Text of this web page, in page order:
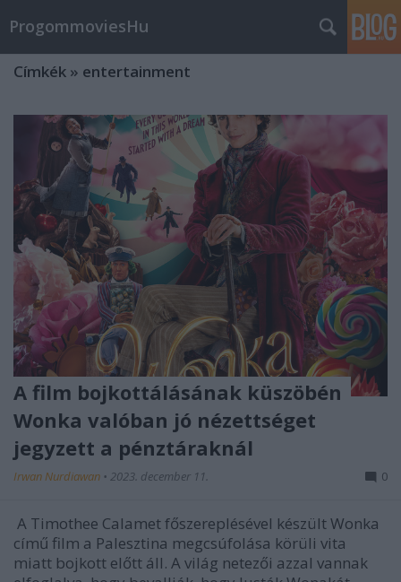
ProgommoviesHu
Címkék » entertainment
A film bojkottálásának küszöbén
Wonka valóban jó nézettséget
jegyzett a pénztáraknál
Irwan Nurdiawan • 2023. december 11. 0
A Timothee Calamet főszereplésével készült Wonka
című film a Palesztina megcsúfolása körüli vita
miatt bojkott előtt áll. A világ netezői azzal vannak